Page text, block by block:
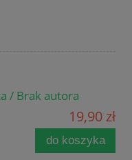
/ Brak autora
19,90 zł
do koszyka